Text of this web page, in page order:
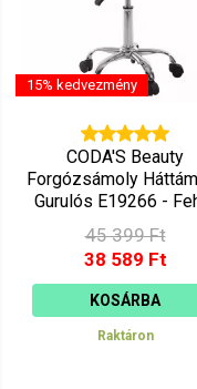
15% kedvezmény
CODA'S Beauty
Forgózsámoly
Gurulós E19266 -
45 399 Ft
38 589 Ft
KOSÁRBA
Raktáron